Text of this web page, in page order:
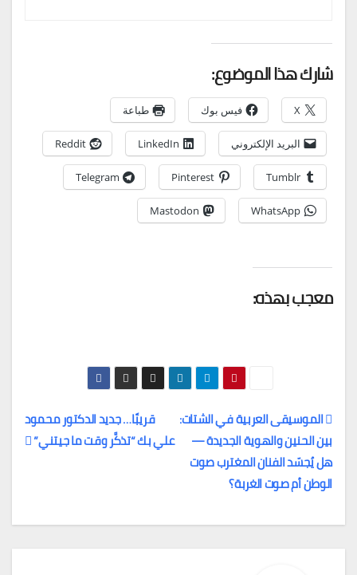
شارك هذا الموضوع:
X فيس بوك طباعة
البريد الإلكتروني LinkedIn
Reddit
Tumblr
Pinterest
Telegram
WhatsApp
Mastodon
معجب بهذه:
تصفّح
المقالات
قريبًا… جديد الدكتور محمود
علي بك “تذكَّر وقت ما جيتني”
الموسيقى العربية في الشتات:
بين الحنين والهوية الجديدة —
هل يُجسّد الفنان المغترب صوت
الوطن أم صوت الغربة؟